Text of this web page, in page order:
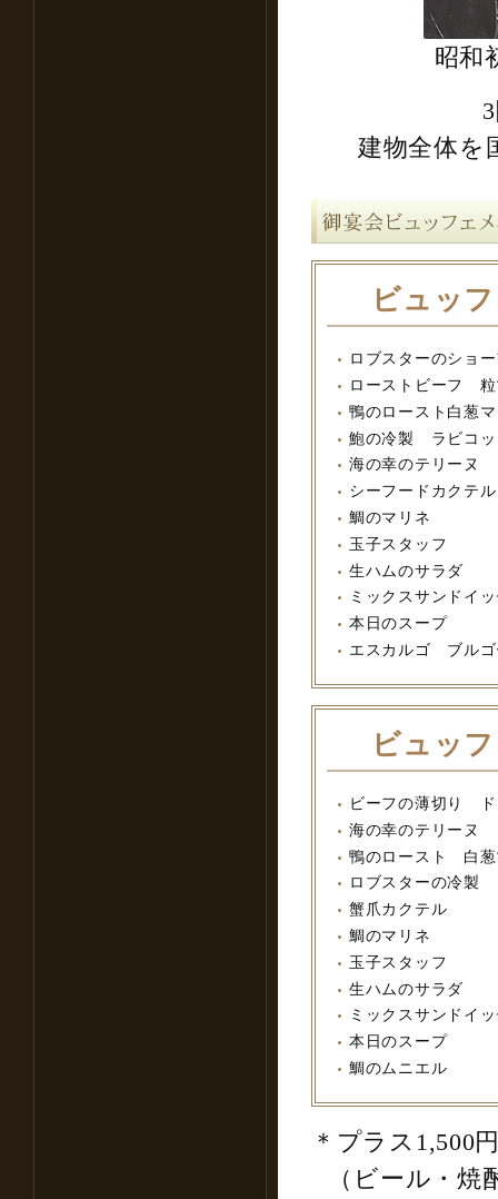
昭和
建物全体を
ビュッ
ロブスターのショ
ローストビーフ 粒
鴨のロースト白葱
鮑の冷製 ラビコッ
海の幸のテリーヌ
シーフードカクテル
鯛のマリネ
玉子スタッフ
生ハムのサラダ
ミックスサンドイ
本日のスープ
エスカルゴ ブルゴ
ビュッ
ビーフの薄切り ド
海の幸のテリーヌ
鴨のロースト 白葱
ロブスターの冷製
蟹爪カクテル
鯛のマリネ
玉子スタッフ
生ハムのサラダ
ミックスサンドイ
本日のスープ
鯛のムニエル
＊プラス1,500
（ビール・